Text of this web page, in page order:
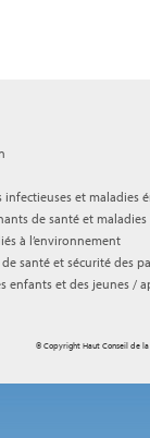
infectieuses et maladies
de santé et
à l’environnement
de santé et sécurité des
enfants et des jeunes /
© Copyright Haut Conseil de